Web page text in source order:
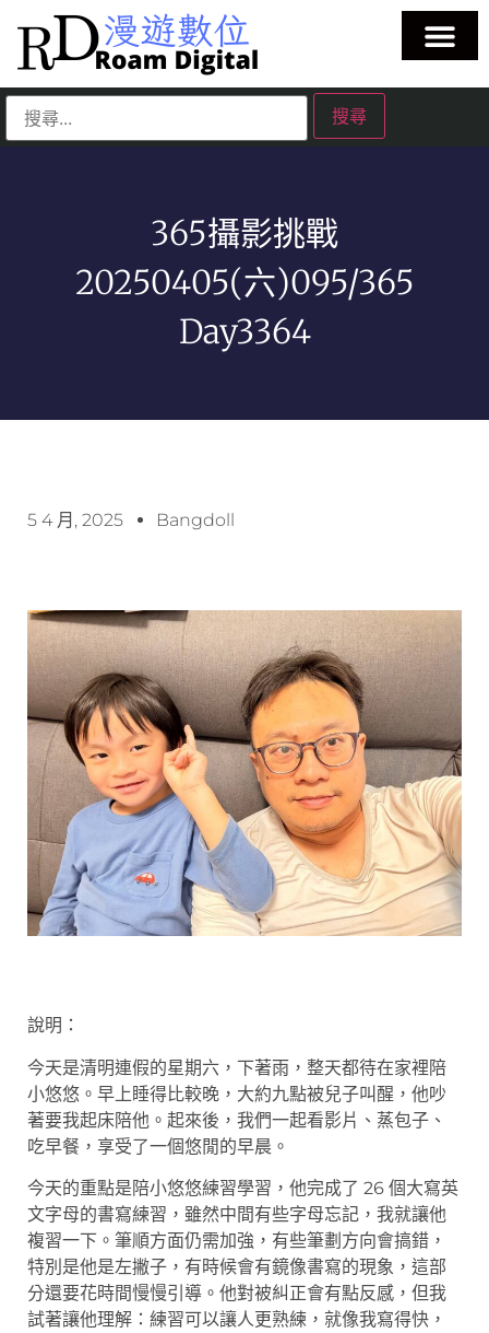
365攝影挑戰
20250405(六)095/365
Day3364
5 4 月, 2025 Bangdoll
說明：
今天是清明連假的星期六，下著雨，整天都待在家裡陪
小悠悠。早上睡得比較晚，大約九點被兒子叫醒，他吵
著要我起床陪他。起來後，我們一起看影片、蒸包子、
吃早餐，享受了一個悠閒的早晨。
今天的重點是陪小悠悠練習學習，他完成了 26 個大寫英
文字母的書寫練習，雖然中間有些字母忘記，我就讓他
複習一下。筆順方面仍需加強，有些筆劃方向會搞錯，
特別是他是左撇子，有時候會有鏡像書寫的現象，這部
分還要花時間慢慢引導。他對被糾正會有點反感，但我
試著讓他理解：練習可以讓人更熟練，就像我寫得快，